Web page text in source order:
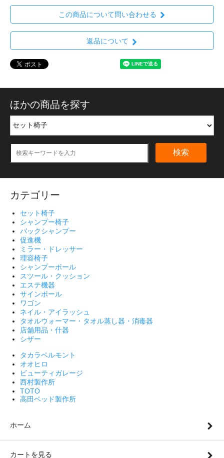
この商品について問い合わせる
返品について
ほかの商品を探す
検索
カテゴリー
セット椅子
シャンプー椅子
バックシャンプー
促進機
ミラー・ドレッサー
理容椅子
シャンプーボール
スツール・クッション
エステ機器
サインポール
ワゴン
ネイル・アイラッシュ
タオルウォーマー・タオル蒸し器・消毒器
店舗用品・什器
シザー
タカラベルモント
オオヒロ
ビューティガレージ
西村製作所
TOTO
高田ベッド製作所
ホーム
カートを見る